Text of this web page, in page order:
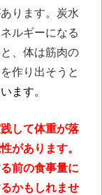
ります。炭水
ルギーになる
、体は筋肉の
作り出そうと
ます。
して体重が落
があります。
前の食事量に
かもしれませ